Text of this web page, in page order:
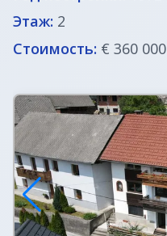
Этаж: 2
Стоимость: € 360 000